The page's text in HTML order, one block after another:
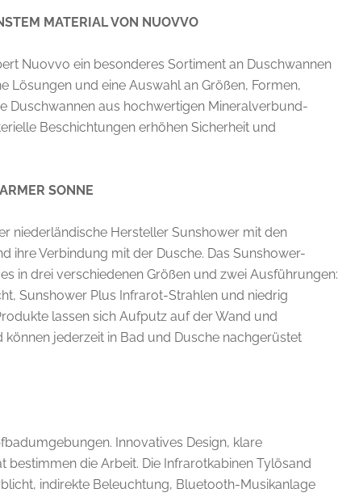
MATERIAL VON NUOVVO
Nuovvo ein besonderes Sortiment an Duschwannen
Lösungen und eine Auswahl an Größen, Formen,
Duschwannen aus hochwertigen Mineralverbund-
Beschichtungen erhöhen Sicherheit und
SONNE
niederländische Hersteller Sunshower mit den
ihre Verbindung mit der Dusche. Das Sunshower-
in drei verschiedenen Größen und zwei Ausführungen:
Sunshower Plus Infrarot-Strahlen und niedrig
lassen sich Aufputz auf der Wand und
jederzeit in Bad und Dusche nachgerüstet
Innovatives Design, klare
bestimmen die Arbeit. Die Infrarotkabinen Tylösand
indirekte Beleuchtung, Bluetooth-Musikanlage